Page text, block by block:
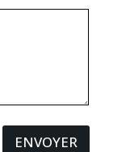
ENVOYER